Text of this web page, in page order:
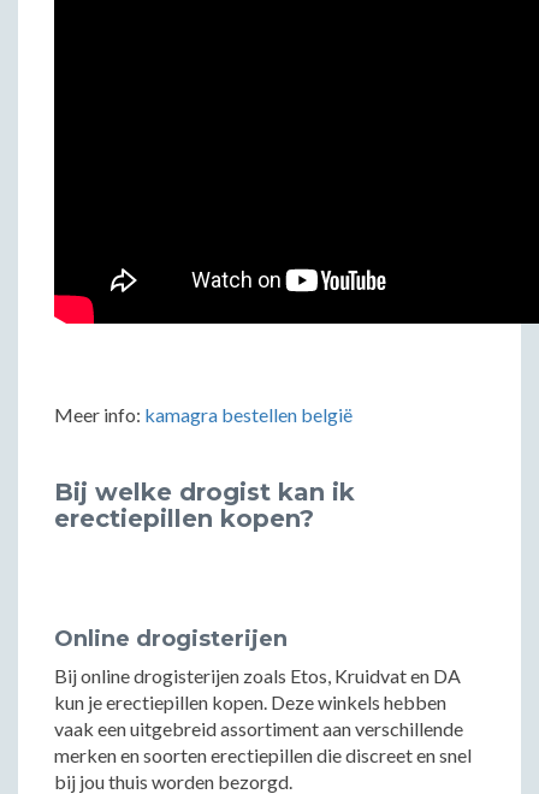
Meer info: kamagra bestellen belgië
Bij welke drogist kan ik
erectiepillen kopen?
Online drogisterijen
Bij online drogisterijen zoals Etos, Kruidvat en DA
kun je erectiepillen kopen. Deze winkels hebben
vaak een uitgebreid assortiment aan verschillende
merken en soorten erectiepillen die discreet en snel
bij jou thuis worden bezorgd.